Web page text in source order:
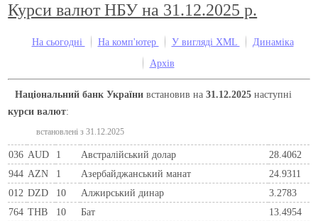
Курси валют НБУ на 31.12.2025 р.
На сьогодні На комп'ютер У вигляді XML
Динаміка
Архів
Національний банк України встановив на31.12.2025 наступні
курси валют:
встановлені з 31.12.2025
036 AUD 1 Австралійський долар
28.4062
944 AZN 1 Азербайджанський манат
24.9311
012 DZD 10 Алжирський динар
3.2783
764 THB 10 Бат
13.4954